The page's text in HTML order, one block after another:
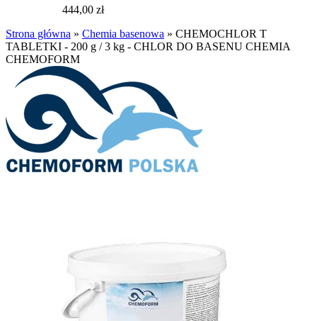
444,00 zł
Strona główna » Chemia basenowa » CHEMOCHLOR T
TABLETKI - 200 g / 3 kg - CHLOR DO BASENU CHEMIA
CHEMOFORM